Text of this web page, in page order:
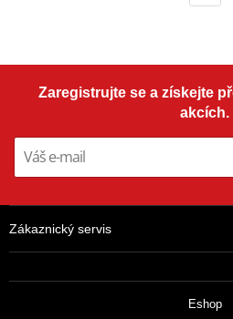
Zaregistrujte se a získejte
akcích.
Zákaznický servis
Eshop